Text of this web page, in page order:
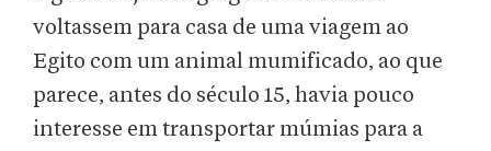
voltassem para casa de uma viagem ao
Egito com um animal mumificado, ao que
parece, antes do século 15, havia pouco
interesse em transportar múmias para a